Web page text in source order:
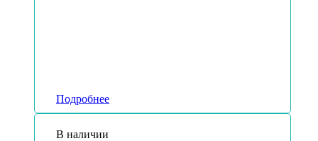
Подробнее
В наличии